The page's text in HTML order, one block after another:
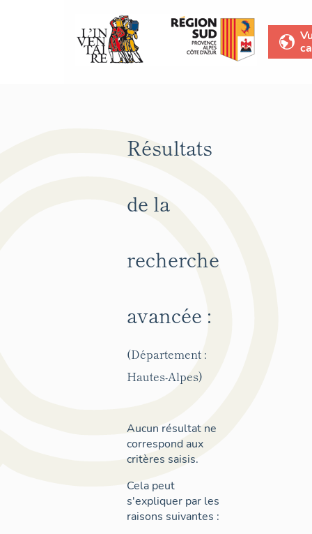
Résultats
de la
recherche
avancée :
(Département :
Hautes-Alpes)
Aucun résultat ne
correspond aux
critères saisis.
Cela peut
s'expliquer par les
raisons suivantes :